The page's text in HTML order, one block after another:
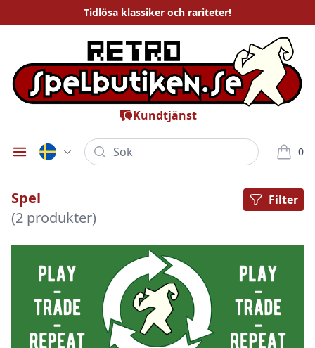
Tidlösa klassiker och rariteter!
Kundtjänst
Öppna meny
Sök 0
varor i
Spel
(2 produkter)
Filter